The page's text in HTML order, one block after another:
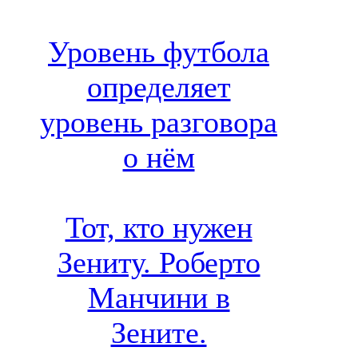
Уровень футбола
определяет
уровень разговора
о нём
Тот, кто нужен
Зениту. Роберто
Манчини в
Зените.